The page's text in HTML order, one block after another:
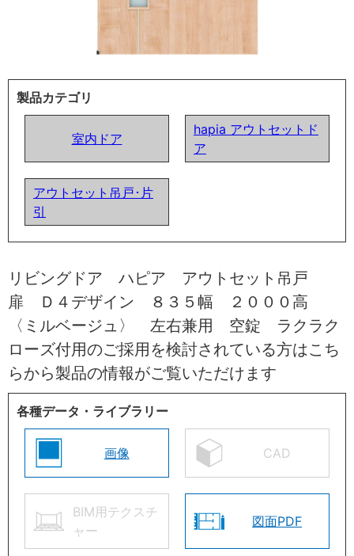
製品カテゴリ
室内ドア
hapia アウトセットド
ア
アウトセット吊戸･片
引
リビングドア ハピア アウトセット吊戸
扉 Ｄ４デザイン ８３５幅 ２０００高
〈ミルベージュ〉 左右兼用 空錠 ラクラク
ローズ付用のご採用を検討されている方はこち
らから製品の情報がご覧いただけます
各種データ・ライブラリー
画像 CAD
BIM用テクスチ
ャー
図面PDF